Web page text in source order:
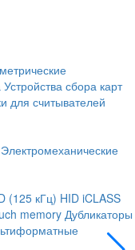
Устройства сбора карт
для считывателей
Электромеханические
(125 кГц) HID iCLASS
memory Дубликаторы